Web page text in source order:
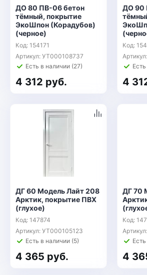
ДО 80 ПВ-06 бетон
тёмный, покрытие
ЭкоШпон (Корадубов)
(черное)
Код: 154171
Артикул: УТ000108737
Есть в наличии (27)
4 312 руб.
ДО 90
Код:
4
ДГ 60 Модель Лайт 208
Арктик, покрытие ПВХ
(глухое)
Код: 147874
Артикул: УТ000105123
Есть в наличии (5)
4 365 руб.
ДГ 70
Код:
4